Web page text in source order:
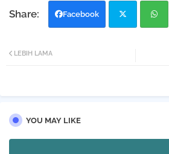
Facebook
LEBIH LAMA
YOU MAY LIKE